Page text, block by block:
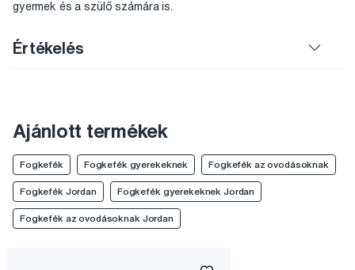
gyermek és a szülő számára is.
Értékelés
Ajánlott termékek
Fogkefék Fogkefék gyerekeknek Fogkefék az ovodásoknak
Fogkefék Jordan Fogkefék gyerekeknek Jordan
Fogkefék az ovodásoknak Jordan